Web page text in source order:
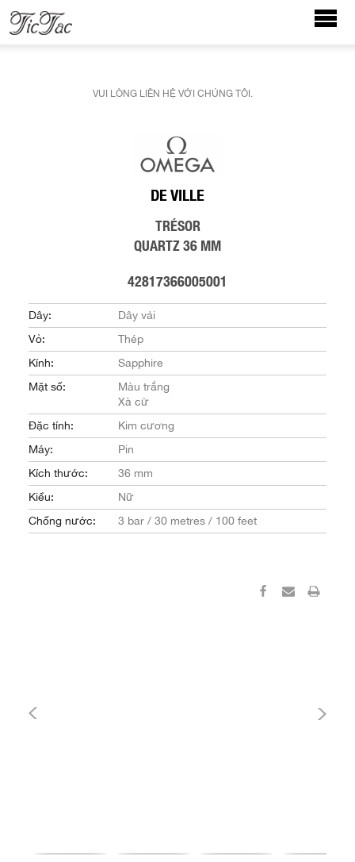
VUI LÒNG LIÊN HỆ VỚI CHÚNG TÔI.
DE VILLE
TRÉSOR
QUARTZ 36 MM
42817366005001
Dây:
Dây vải
Vỏ:
Thép
Kính:
Sapphire
Mặt số:
Màu trắng
Xà cừ
Đặc tính:
Kim cương
Máy:
Pin
Kích thước:
36 mm
Kiểu:
Nữ
Chống nước:
3 bar / 30 metres / 100 feet